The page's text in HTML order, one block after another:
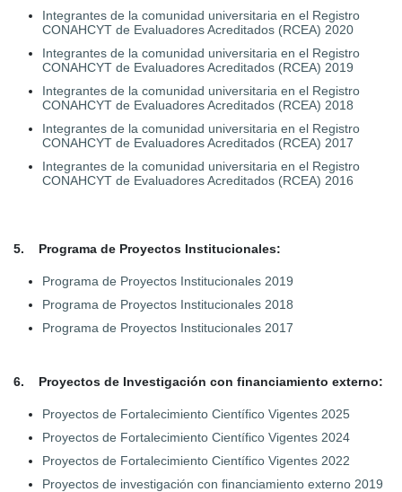
Integrantes de la comunidad universitaria en el Registro
CONAHCYT de Evaluadores Acreditados (RCEA) 2020
Integrantes de la comunidad universitaria en el Registro
CONAHCYT de Evaluadores Acreditados (RCEA) 2019
Integrantes de la comunidad universitaria en el Registro
CONAHCYT de Evaluadores Acreditados (RCEA) 2018
Integrantes de la comunidad universitaria en el Registro
CONAHCYT de Evaluadores Acreditados (RCEA) 2017
Integrantes de la comunidad universitaria en el Registro
CONAHCYT de Evaluadores Acreditados (RCEA) 2016
5. Programa de Proyectos Institucionales:
Programa de Proyectos Institucionales 2019
Programa de Proyectos Institucionales 2018
Programa de Proyectos Institucionales 2017
6. Proyectos de Investigación con financiamiento externo:
Proyectos de Fortalecimiento Científico Vigentes 2025
Proyectos de Fortalecimiento Científico Vigentes 2024
Proyectos de Fortalecimiento Científico Vigentes 2022
Proyectos de investigación con financiamiento externo 2019